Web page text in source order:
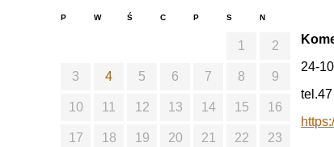
24-
P W Ś C P S N
1 2
3 4 5 6 7 8 9
10 11 12 13 14 15 16
17 18 19 20 21 22 23